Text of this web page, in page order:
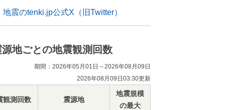
地震のtenki.jp公式X（旧Twitter）
源地ごとの地震観測回数
期間：2026年05月01日～2026年08月09日
2026年08月09日03:30更新
観測回数 震源地
地震規模
の最大